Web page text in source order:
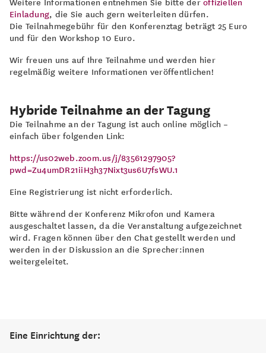
Einladung, die Sie auch gern weiterleiten dürfen.
Die Teilnahmegebühr für den Konferenztag beträgt 25 Euro
und für den Workshop 10 Euro.
Wir freuen uns auf Ihre Teilnahme und werden hier
regelmäßig weitere Informationen veröffentlichen!
Hybride Teilnahme an der Tagung
Die Teilnahme an der Tagung ist auch online möglich –
einfach über folgenden Link:
https://us02web.zoom.us/j/83561297905?
pwd=Zu4umDR21iiH3h37Nixt3us6U7fsWU.1
Eine Registrierung ist nicht erforderlich.
Bitte während der Konferenz Mikrofon und Kamera
ausgeschaltet lassen, da die Veranstaltung aufgezeichnet
wird. Fragen können über den Chat gestellt werden und
werden in der Diskussion an die Sprecher:innen
weitergeleitet.
Eine Einrichtung der: